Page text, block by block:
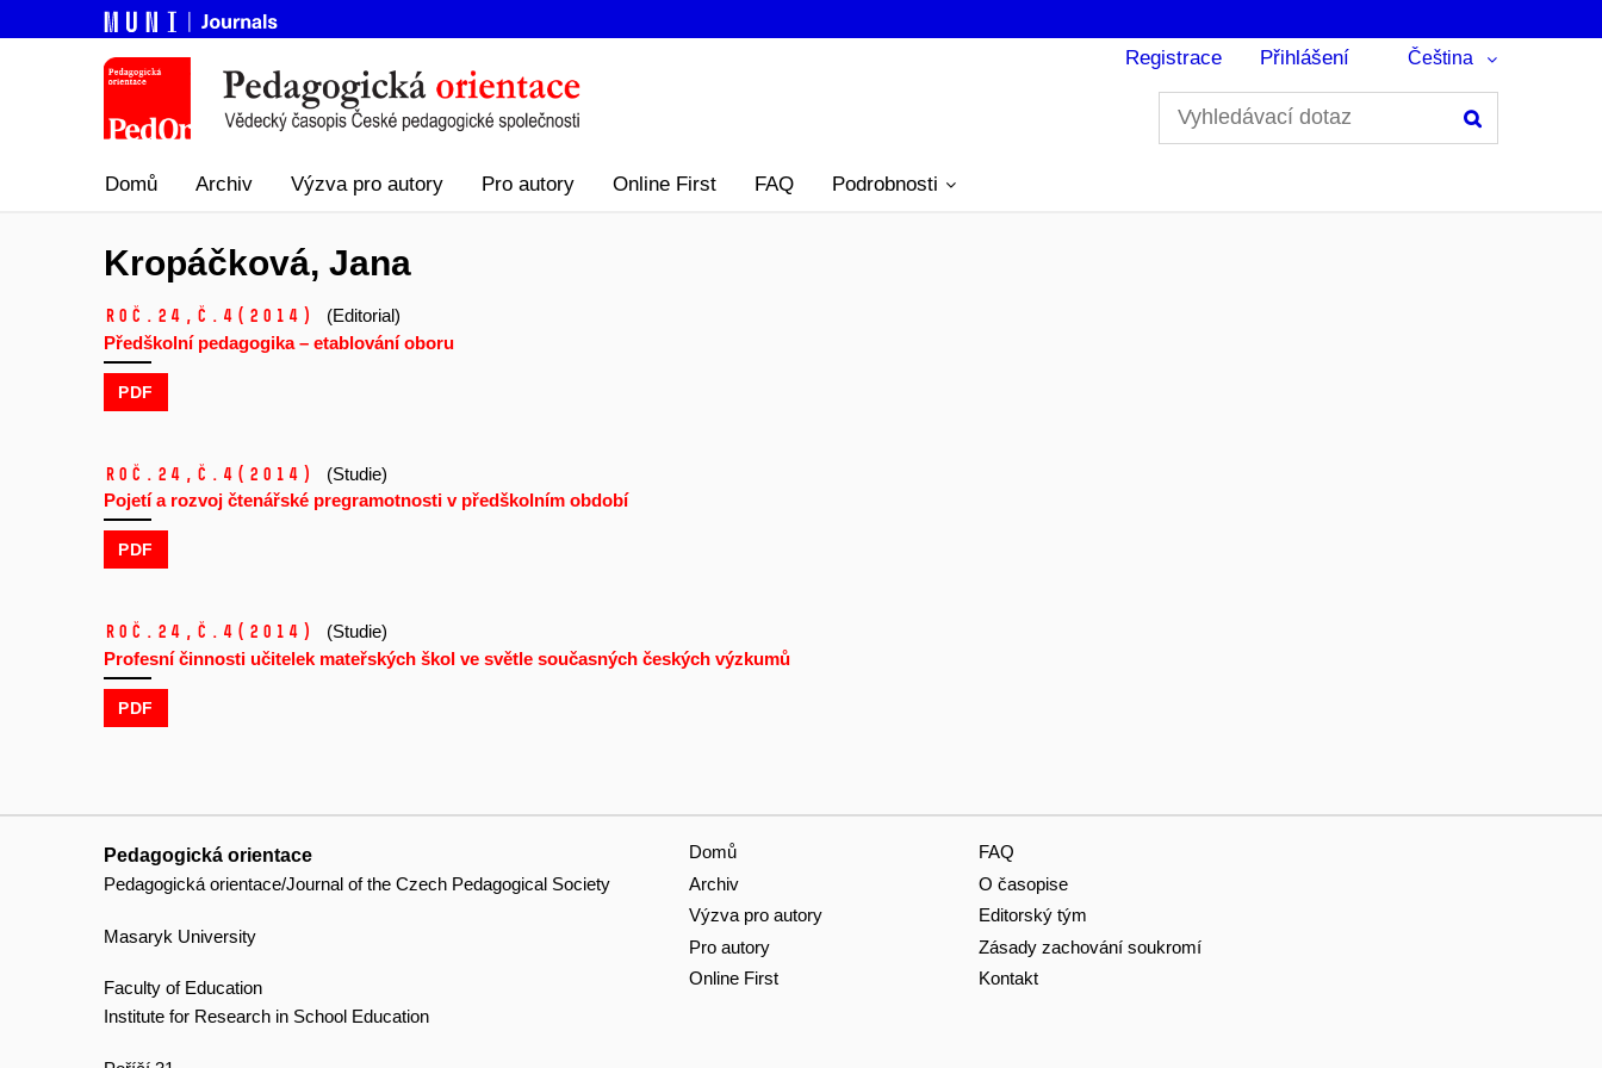
Registrace Přihlášení Čeština
Domů Archiv Výzva pro autory Pro autory Online First FAQ Podrobnosti
Kropáčková, Jana
Roč.24, č.4 (2014)
(Editorial)
Předškolní pedagogika – etablování oboru
PDF
Roč.24, č.4 (2014)
(Studie)
Pojetí a rozvoj čtenářské pregramotnosti v předškolním období
PDF
Roč.24, č.4 (2014)
(Studie)
Profesní činnosti učitelek mateřských škol ve světle současných českých výzkumů
PDF
Pedagogická orientace
Pedagogická orientace/Journal of the Czech Pedagogical Society
Masaryk University
Faculty of Education
Institute for Research in School Education
Domů
Archiv
Výzva pro autory
Pro autory
Online First
FAQ
O časopise
Editorský tým
Zásady zachování soukromí
Kontakt